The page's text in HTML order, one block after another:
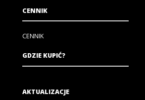
CENNIK
CENNIK
GDZIE KUPIĆ?
AKTUALIZACJE